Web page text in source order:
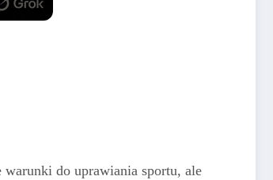
do uprawiania sportu, ale